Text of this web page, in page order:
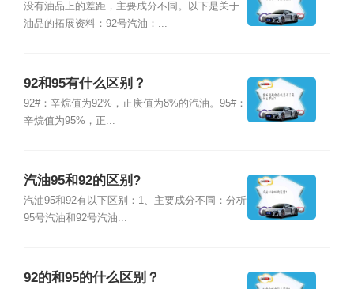
没有油品上的差距，主要成分不同。以下是关于
油品的拓展资料：92号汽油：...
92和95有什么区别？
92#：辛烷值为92%，正庚值为8%的汽油。95#：
辛烷值为95%，正...
汽油95和92的区别?
汽油95和92有以下区别：1、主要成分不同：分析
95号汽油和92号汽油...
92的和95的什么区别？